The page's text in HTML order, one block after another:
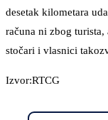
desetak kilometara
računa ni zbog
stočari i vlasnici
Izvor:RTCG